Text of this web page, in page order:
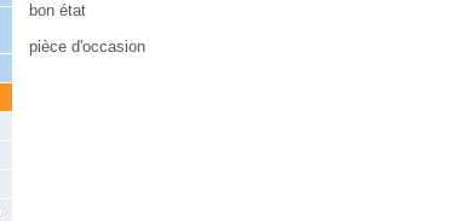
bon état
pièce d'occasion